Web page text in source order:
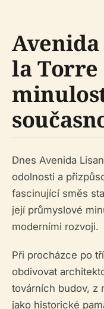
la Torre
Dnes Avenida
odolnosti a
fascinující směs
její průmyslové
moderními rozvoji.
Při procházce po
obdivovat
továrních budov, z
jako historické